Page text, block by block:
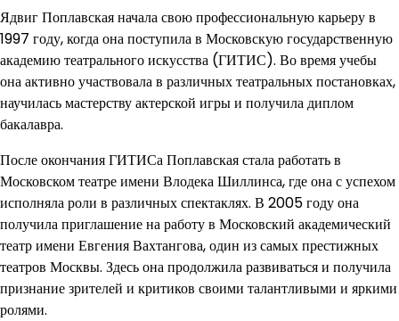
Ядвиг Поплавская начала свою профессиональную карьеру в
1997 году, когда она поступила в Московскую государственную
академию театрального искусства (ГИТИС). Во время учебы
она активно участвовала в различных театральных постановках,
научилась мастерству актерской игры и получила диплом
бакалавра.
После окончания ГИТИСа Поплавская стала работать в
Московском театре имени Влодека Шиллинса, где она с успехом
исполняла роли в различных спектаклях. В 2005 году она
получила приглашение на работу в Московский академический
театр имени Евгения Вахтангова, один из самых престижных
театров Москвы. Здесь она продолжила развиваться и получила
признание зрителей и критиков своими талантливыми и яркими
ролями.